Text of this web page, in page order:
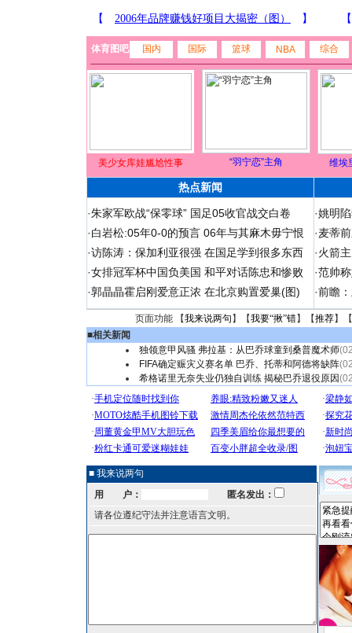
体育图吧 国内 国际 篮球 NBA 综合
美少女库娃尴尬性事 “羽宁恋”主角 维埃
热点新闻
·朱家军欧战“保零球” 国足05收官战交白卷
·白岩松:05年0-0的预言 06年与其麻木毋宁恨
·访陈涛：保加利亚很强 在国足学到很多东西
·女排冠军杯中国负美国 和平对话陈忠和惨败
·郭晶晶霍启刚爱意正浓 在北京购置爱巢(图)
·姚明
·麦蒂
·火箭
·范帅
·前瞻
页面功能 【我来说两句 】【我要“揪”错】【推荐】
■相关新闻
独领意甲风骚 弗拉基：从巴乔球童到桑普魔术师
FIFA确定赈灾义赛名单 巴乔、托蒂和阿德将缺阵
希格诺里无奈失业仍独自训练 揭秘巴乔退役原因
■ 我来说两句
用 户：
匿名发出：
请各位遵纪守法并注意语言文明。